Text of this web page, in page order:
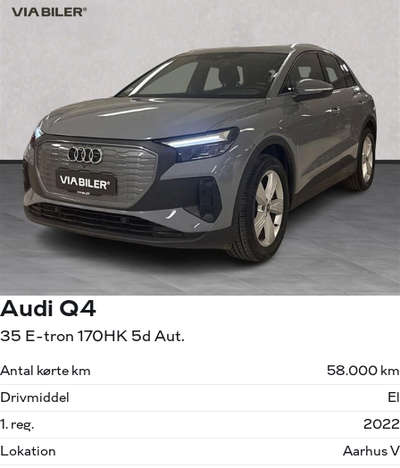
Audi Q4
35 E-tron 170HK 5d Aut.
Antal kørte km
58.000 km
Drivmiddel
El
1. reg.
2022
Lokation
Aarhus V